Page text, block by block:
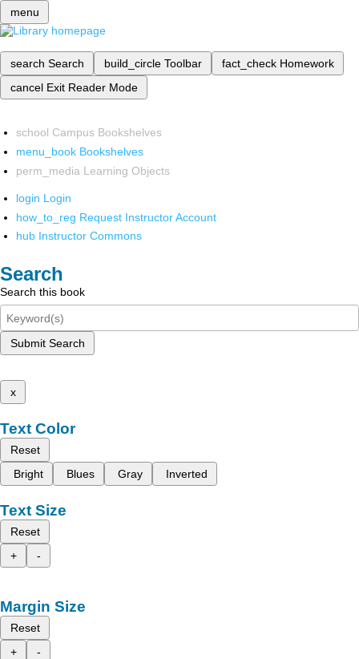
menu
search Search build_circle Toolbar fact_check Homework
cancel Exit Reader Mode
school Campus Bookshelves
menu_book Bookshelves
perm_media Learning Objects
login Login
how_to_reg Request Instructor Account
hub Instructor Commons
Search
Search this book
Submit Search
x
Text Color
Reset
Bright
Blues Gray Inverted
Text Size
Reset
+
-
Margin Size
Reset
+
-